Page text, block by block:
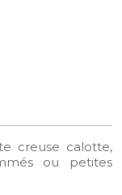
creuse calotte,
ou petites